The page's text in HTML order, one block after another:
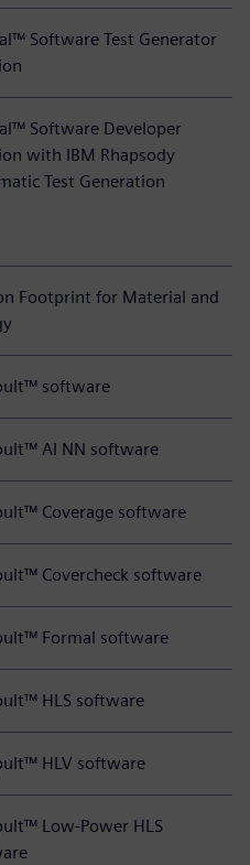
Software Test Generator
Software Developer
with IBM Rhapsody
Test Generation
Footprint for Material and
software
AI NN software
Coverage software
Covercheck software
Formal software
HLS software
HLV software
Low-Power HLS